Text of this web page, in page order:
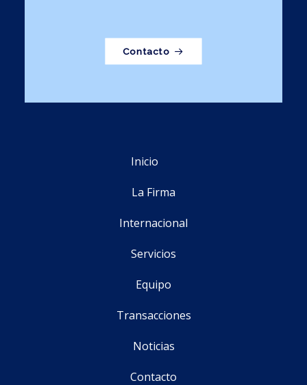
Contacto
Inicio
La Firma
Internacional
Servicios
Equipo
Transacciones
Noticias
Contacto